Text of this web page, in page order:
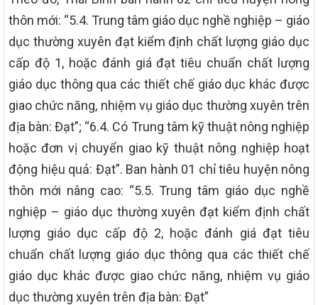
thôn mới: “5.4. Trung tâm giáo dục nghề nghiệp – giáo
dục thường xuyên đạt kiểm định chất lượng giáo dục
cấp độ 1, hoặc đánh giá đạt tiêu chuẩn chất lượng
giáo dục thông qua các thiết chế giáo dục khác được
giao chức năng, nhiệm vụ giáo dục thường xuyên trên
địa bàn: Đạt”; “6.4. Có Trung tâm kỹ thuật nông nghiệp
hoặc đơn vị chuyển giao kỹ thuật nông nghiệp hoạt
động hiệu quả: Đạt”. Ban hành 01 chỉ tiêu huyện nông
thôn mới nâng cao: “5.5. Trung tâm giáo dục nghề
nghiệp – giáo dục thường xuyên đạt kiểm định chất
lượng giáo dục cấp độ 2, hoặc đánh giá đạt tiêu
chuẩn chất lượng giáo dục thông qua các thiết chế
giáo dục khác được giao chức năng, nhiệm vụ giáo
dục thường xuyên trên địa bàn: Đạt”